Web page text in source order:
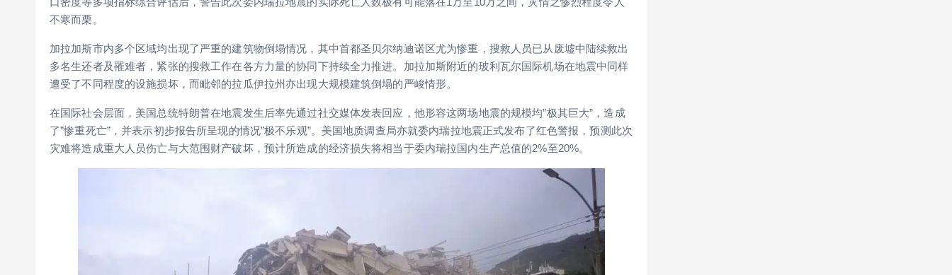
不寒而栗。
加拉加斯市内多个区域均出现了严重的建筑物倒塌情况，其中首都圣贝尔纳迪诺区尤为惨重，搜救人员已从废墟中陆续救出
多名生还者及罹难者，紧张的搜救工作在各方力量的协同下持续全力推进。加拉加斯附近的玻利瓦尔国际机场在地震中同样
遭受了不同程度的设施损坏，而毗邻的拉瓜伊拉州亦出现大规模建筑倒塌的严峻情形。
在国际社会层面，美国总统特朗普在地震发生后率先通过社交媒体发表回应，他形容这两场地震的规模均”极其巨大”，造成
了”惨重死亡”，并表示初步报告所呈现的情况”极不乐观”。美国地质调查局亦就委内瑞拉地震正式发布了红色警报，预测此次
灾难将造成重大人员伤亡与大范围财产破坏，预计所造成的经济损失将相当于委内瑞拉国内生产总值的2%至20%。